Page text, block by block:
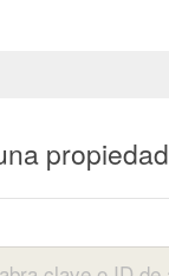
propiedad